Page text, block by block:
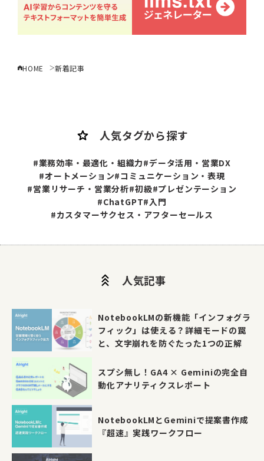
HOME 新着記事
star 人気タグから探す
#業務効率・最適化・組織力#データ活用・営業DX
#オートメーション#コミュニケーション・表現
#営業リサーチ・営業分析#初級#プレゼンテーション
#ChatGPT#入門
#カスタマーサクセス・アフターセールス
stat_3 人気記事
NotebookLMの新機能「インフォグラ
フィック」は使える？詳細モードの罠
と、文字崩れを防ぐたった1つの正解
スプシ無し！GA4 × Geminiの完全自
動化アナリティクスレポート
NotebookLMとGeminiで提案書作成
『超速』実践ワークフロー